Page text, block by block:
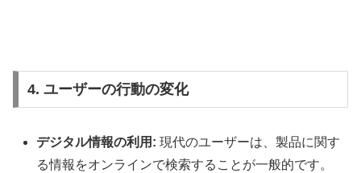
4. ユーザーの行動の変化
デジタル情報の利用: 現代のユーザーは、製品に関す
る情報をオンラインで検索することが一般的です。